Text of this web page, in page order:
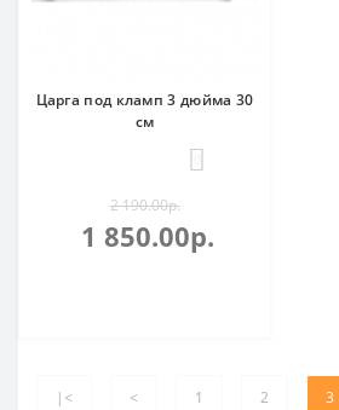
Царга под кламп 3 дюйма 30
см
2 190.00р.
1 850.00р.
|< < 1 2 3